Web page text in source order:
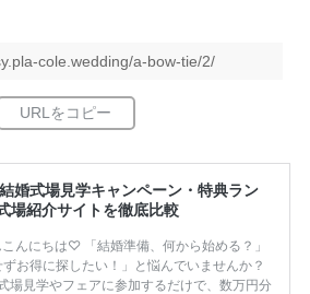
cole.wedding/a-bow-tie/2/
婚式場見学キャンペーン・特典ラン
場紹介サイトを徹底比較
んにちは♡ 「結婚準備、何から始める？」
ずお得に探したい！」と悩んでいませんか？
場見学やフェアに参加するだけで、数万円分